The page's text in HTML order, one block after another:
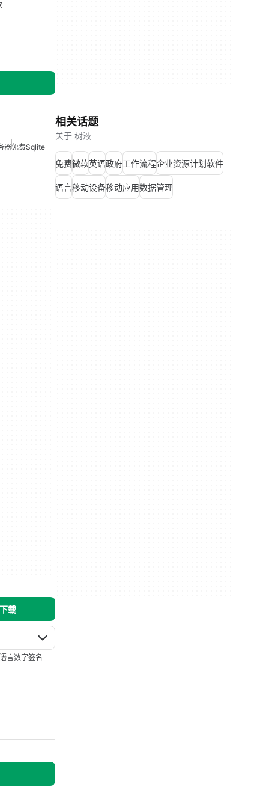
器免费Sqlite
载
语言数字签名
相关话题
关于 树液
免费微软英语政府工作流程企业资源计划软件
语言移动设备移动应用数据管理